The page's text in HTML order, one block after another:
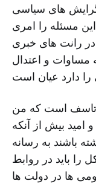
گرایش های سیاسی
مسئله را امری
رانت های خبری
مساوات و اعتدال
تاسف است که من
امید بیش از آنکه
باشند به رسانه
را باید در روابط
ها در دولت ها